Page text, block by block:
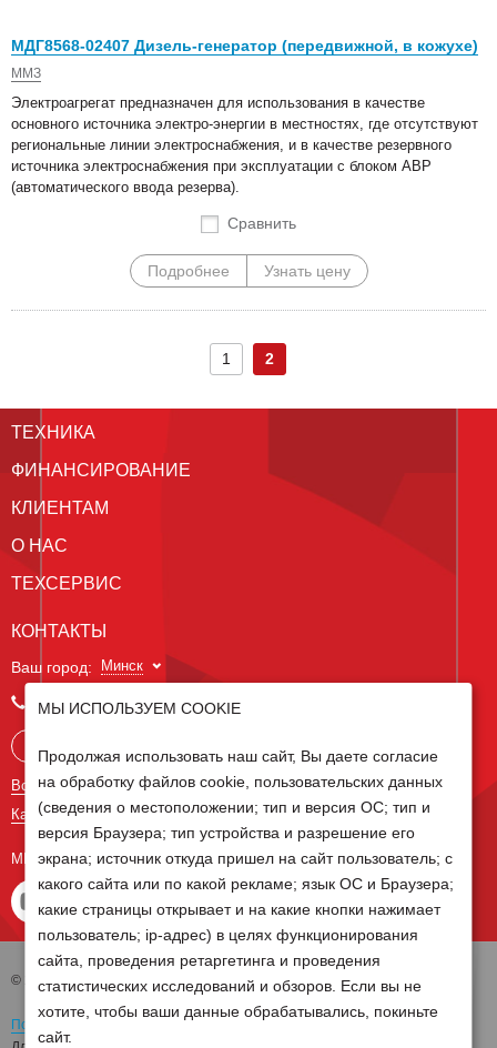
МДГ8568-02407 Дизель-генератор (передвижной, в кожухе)
ММЗ
Электроагрегат предназначен для использования в качестве
основного источника электро-энергии в местностях, где отсутствуют
региональные линии электроснабжения, и в качестве резервного
источника электроснабжения при эксплуатации с блоком АВР
(автоматического ввода резерва).
Сравнить
Подробнее Узнать цену
1 2
ТЕХНИКА
ФИНАНСИРОВАНИЕ
КЛИЕНТАМ
О НАС
ТЕХСЕРВИС
КОНТАКТЫ
Ваш город: Минск
+375 29 238 97 34
Все контакты
Карта сайта
МЫ В СОЦ СЕТЯХ
© 2026 Группа компаний Белагро
Политика обработки персональных данных
МЫ ИСПОЛЬЗУЕМ COOKIE
Продолжая использовать наш сайт, Вы даете согласие
на обработку файлов cookie, пользовательских данных
(сведения о местоположении; тип и версия ОС; тип и
версия Браузера; тип устройства и разрешение его
экрана; источник откуда пришел на сайт пользователь; с
какого сайта или по какой рекламе; язык ОС и Браузера;
какие страницы открывает и на какие кнопки нажимает
пользователь; ip-адрес) в целях функционирования
сайта, проведения ретаргетинга и проведения
статистических исследований и обзоров. Если вы не
хотите, чтобы ваши данные обрабатывались, покиньте
сайт.